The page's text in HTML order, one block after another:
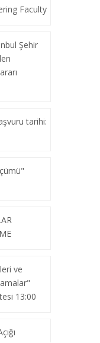
Faculty
Şehir
tarihi:
ve
13:00
–
Ge
2017